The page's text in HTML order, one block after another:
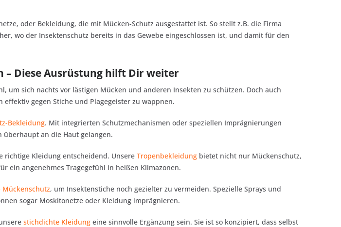
oder Bekleidung, die mit Mücken-Schutz ausgestattet ist. So stellt z.B. die Firma
wo der Insektenschutz bereits in das Gewebe eingeschlossen ist, und damit für den
– Diese Ausrüstung hilft Dir weiter
um sich nachts vor lästigen Mücken und anderen Insekten zu schützen. Doch auch
gegen Stiche und Plagegeister zu wappnen.
Bekleidung. Mit integrierten Schutzmechanismen oder speziellen Imprägnierungen
an die Haut gelangen.
richtige Kleidung entscheidend. Unsere Tropenbekleidungbietet nicht nur Mückenschutz,
ein angenehmes Tragegefühl in heißen Klimazonen.
Mückenschutz, um Insektenstiche noch gezielter zu vermeiden. Spezielle Sprays und
sogar Moskitonetze oder Kleidung imprägnieren.
stichdichte Kleidungeine sinnvolle Ergänzung sein. Sie ist so konzipiert, dass selbst